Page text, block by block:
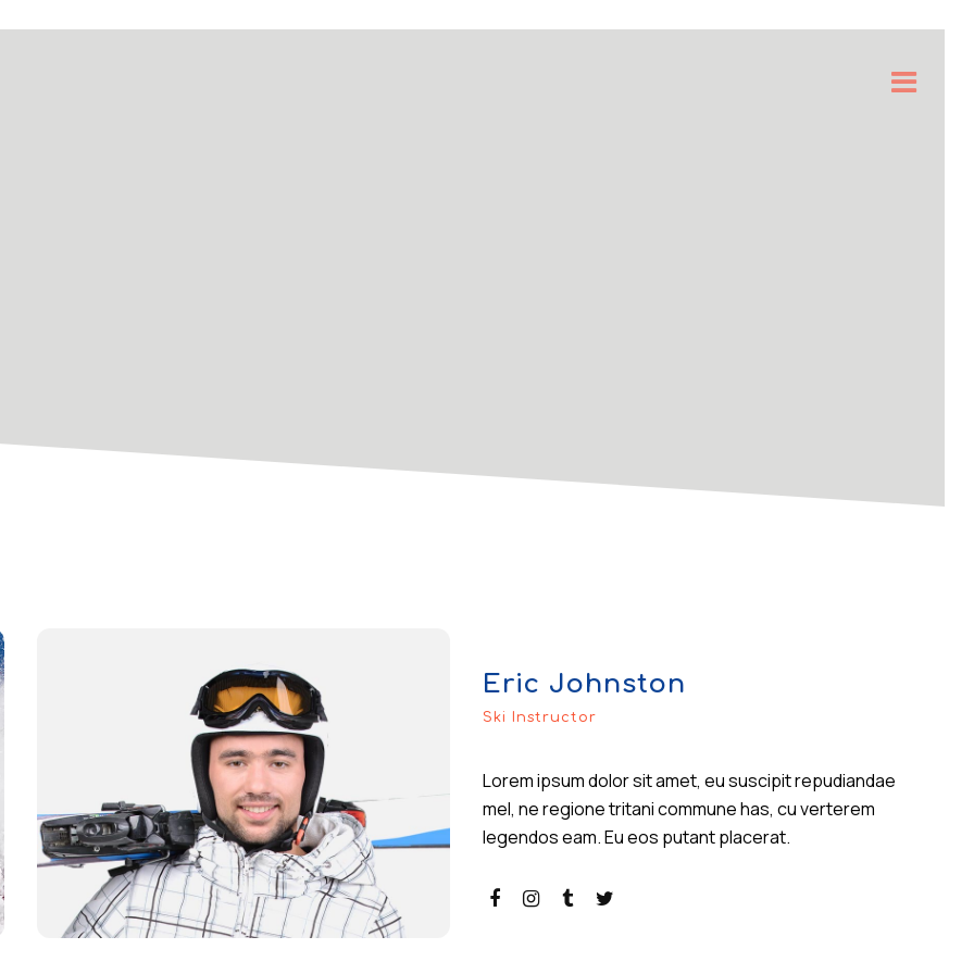
Eric Johnston
Ski Instructor
Lorem ipsum dolor sit amet, eu suscipit repudiandae
mel, ne regione tritani commune has, cu verterem
legendos eam. Eu eos putant placerat.